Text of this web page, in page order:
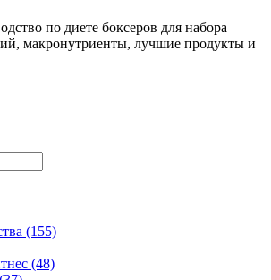
по диете боксеров для набора
макронутриенты, лучшие продукты и
(155)
(48)